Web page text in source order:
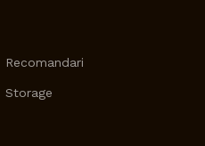
Recomandari
Storage